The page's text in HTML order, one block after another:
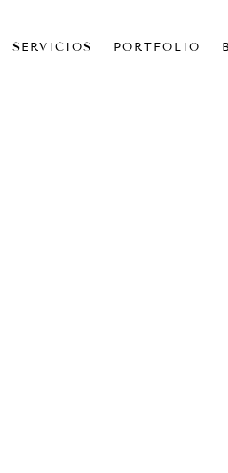
SERVICIOS PORTFOLIO